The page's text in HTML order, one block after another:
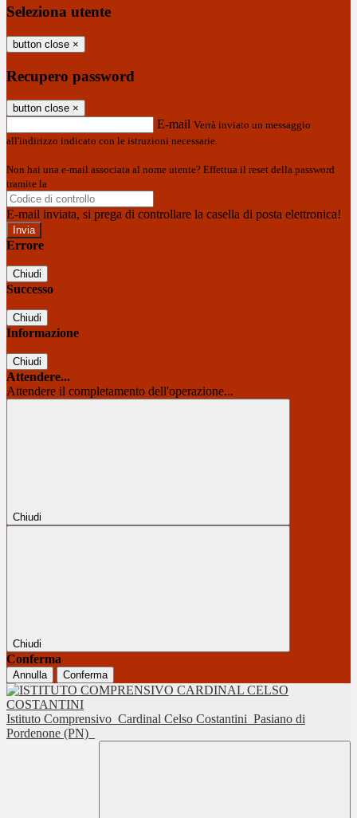
Seleziona utente
button close ×
Recupero password
button close ×
E-mail Verrà inviato un messaggio
all'indirizzo indicato con le istruzioni necessarie.
Non hai una e-mail associata al nome utente? Effettua il reset della password
tramite la
E-mail inviata, si prega di controllare la casella di posta elettronica!
Errore
Chiudi
Successo
Chiudi
Informazione
Chiudi
Attendere...
Attendere il completamento dell'operazione...
Chiudi
Chiudi
Conferma
Annulla Conferma
Istituto Comprensivo Cardinal Celso Costantini Pasiano di
Pordenone (PN)